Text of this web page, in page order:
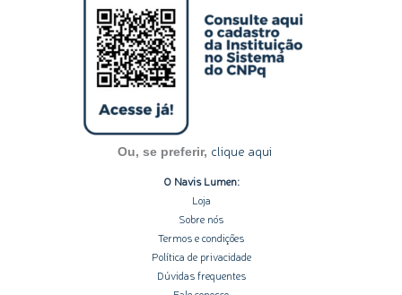
g
r
a
m
d
i
n
-
i
n
b
e
f
y
Ou, se preferir, clique aqui
O Navis Lumen:
Loja
Sobre nós
Termos e condições
Política de privacidade
Dúvidas frequentes